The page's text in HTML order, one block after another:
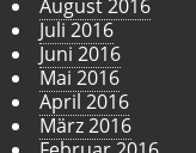
August 2016
Juli 2016
Juni 2016
Mai 2016
April 2016
März 2016